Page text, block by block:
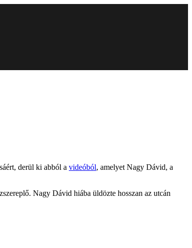
derül ki abból a videóból, amelyet Nagy Dávid, a
Nagy Dávid hiába üldözte hosszan az utcán